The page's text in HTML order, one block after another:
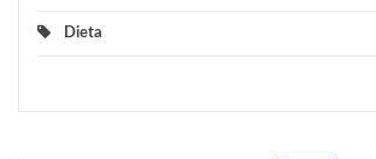
Dieta